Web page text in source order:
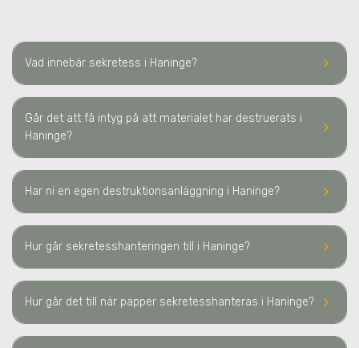
keyboard_arrow_right
Vad innebär sekretess i Haninge?
keyboard_arrow_right
Går det att få intyg på att materialet har destruerats i
Haninge?
keyboard_arrow_right
Har ni en egen destruktionsanläggning i Haninge?
keyboard_arrow_right
Hur går sekretesshanteringen till i Haninge?
keyboard_arrow_right
Hur går det till när papper sekretesshanteras i Haninge?